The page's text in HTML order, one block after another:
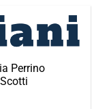
Perrino